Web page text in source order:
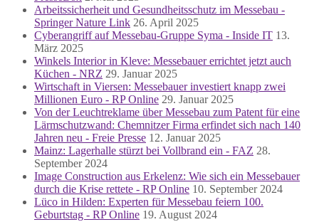
Arbeitssicherheit und Gesundheitsschutz im Messebau -
Springer Nature Link 26. April 2025
Cyberangriff auf Messebau-Gruppe Syma - Inside IT 13.
März 2025
Winkels Interior in Kleve: Messebauer errichtet jetzt auch
Küchen - NRZ 29. Januar 2025
Wirtschaft in Viersen: Messebauer investiert knapp zwei
Millionen Euro - RP Online 29. Januar 2025
Von der Leuchtreklame über Messebau zum Patent für eine
Lärmschutzwand: Chemnitzer Firma erfindet sich nach 140
Jahren neu - Freie Presse 12. Januar 2025
Mainz: Lagerhalle stürzt bei Vollbrand ein - FAZ 28.
September 2024
Image Construction aus Erkelenz: Wie sich ein Messebauer
durch die Krise rettete - RP Online 10. September 2024
Lüco in Hilden: Experten für Messebau feiern 100.
Geburtstag - RP Online 19. August 2024